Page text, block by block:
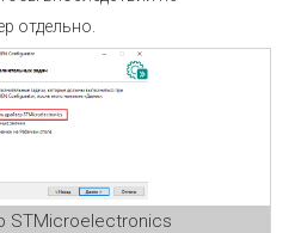
отдельно.
STMicroelectronics